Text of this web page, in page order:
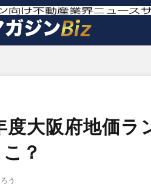
度大阪府地価
？
う